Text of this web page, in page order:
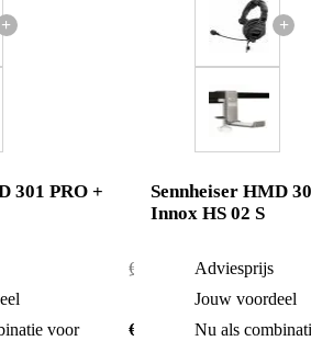
+
301 PRO +
€ 264,-
voor
€ 262,-
+
Sennheiser HMD
Innox HS 02 S
Adviesprijs
Jouw voordeel
Nu als